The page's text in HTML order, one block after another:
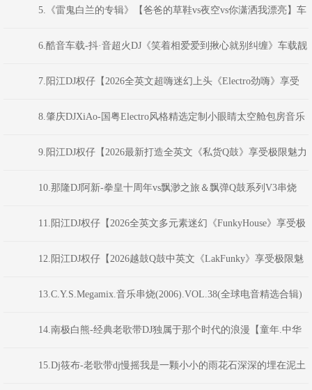
音派对Bounce弹跳重低音》(Dj红仔Mix)
5.《雷鬼白兰的专辑》【爸爸的草鞋vs夜空vs你潇洒我漂亮】车
载串烧-DJ宝剑6.酷音车载-抖·音超火DJ《笑着相爱爱到揪心就别纠缠》车载靓
碟-Dj小峰7.阳江DJ权仔【2026全英文超嗨迷幻上头《Electro劲嗨》享受
极限魅力车载大碟】
8.肇庆DJXiAo-国粤Electro风格精选定制小眼睛太空舱包房音乐
嗨友系列中文串烧V.50
9.阳江DJ权仔【2026最新打造全英文《私货Q鼓》享受极限魅力
车载大碟】10.那隆DJ阿新-拳皇十周年vs飘渺之旅＆飘弹Q鼓系列V3串烧
11.阳江DJ权仔【2026全英文多元素迷幻《FunkyHouse》享受极
限魅力车载大碟】
12.阳江DJ权仔【2026越鼓Q鼓中英文《LakFunky》享受极限魅
力车载大碟】13.C.Y.S.Megamix.音乐串烧(2006).VOL.38(全球电音精选合辑)
14.南极白熊-经典老歌带DJ独属于那个时代的浪漫【童年.中华
民谣.曼莉.九妹.天涯.少年壮志不言愁】
15.Dj筱布-老歌带dj慢摇我是一颗小小的雨花石深深的埋在泥土